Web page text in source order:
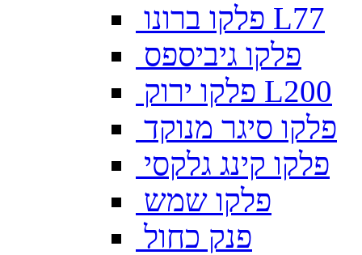
פלקו ברונו L77
פלקו גיביספס
פלקו ירוק L200
פלקו סיגר מנוקד
פלקו קינג גלקסי
פלקו שמש
פנק כחול